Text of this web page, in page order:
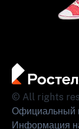
© All rights
Официальный
Информация